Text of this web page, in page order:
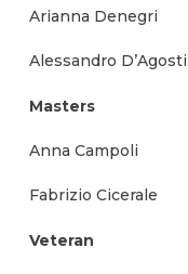
Arianna Denegri
Alessandro
Masters
Anna Campoli
Fabrizio Cicerale
Veteran